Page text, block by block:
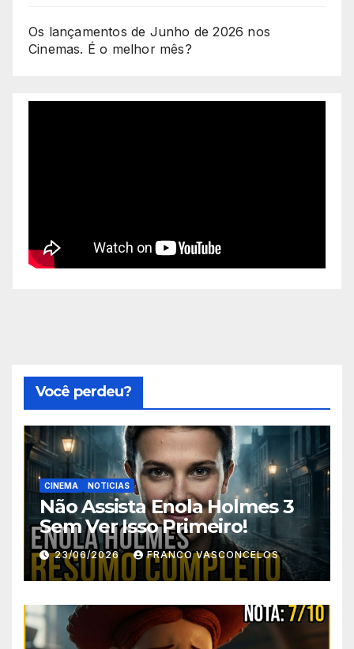
Os lançamentos de Junho de 2026 nos
Cinemas. É o melhor mês?
Você perdeu?
CINEMA NOTICIAS
Não Assista Enola Holmes 3
Sem Ver Isso Primeiro!
23/06/2026 FRANCO VASCONCELOS